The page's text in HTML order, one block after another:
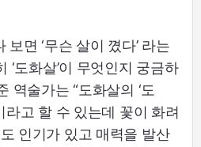
보면 ‘무슨 살이 꼈다’ 라는
‘도화살’이 무엇인지 궁금하
역술가는 “도화살의 ‘도
라고 할 수 있는데 꽃이 화려
인기가 있고 매력을 발산